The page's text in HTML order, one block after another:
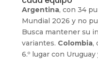
Argentina, con 34
Mundial 2026 y no
Busca mantener su
variantes. Colombia,
6.º lugar con